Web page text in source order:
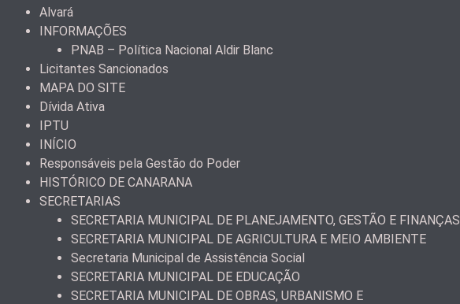
Alvará
INFORMAÇÕES
PNAB – Política Nacional Aldir Blanc
Licitantes Sancionados
MAPA DO SITE
Dívida Ativa
IPTU
INÍCIO
Responsáveis pela Gestão do Poder
HISTÓRICO DE CANARANA
SECRETARIAS
SECRETARIA MUNICIPAL DE PLANEJAMENTO, GESTÃO E FINANÇAS.
SECRETARIA MUNICIPAL DE AGRICULTURA E MEIO AMBIENTE
Secretaria Municipal de Assistência Social
SECRETARIA MUNICIPAL DE EDUCAÇÃO
SECRETARIA MUNICIPAL DE OBRAS, URBANISMO E